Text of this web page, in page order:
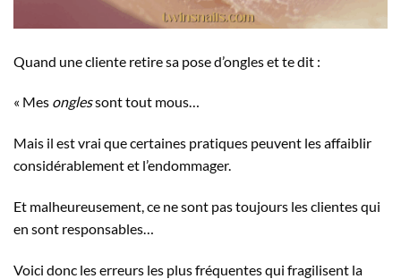
Quand une cliente retire sa pose d’ongles et te dit :
« Mes onglessont tout mous…
Mais il est vrai que certaines pratiques peuvent les affaiblir
considérablement et l’endommager.
Et malheureusement, ce ne sont pas toujours les clientes qui
en sont responsables…
Voici donc les erreurs les plus fréquentes qui fragilisent la